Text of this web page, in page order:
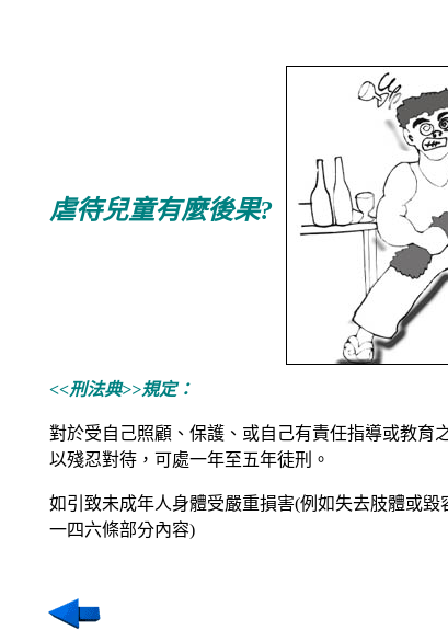
虐待兒童有麼後果?
<<刑法典>>規定：
對於受自己照顧、保護、或自己有責任指導或教育
以殘忍對待，可處一年至五年徒刑。
如引致未成年人身體受嚴重損害(例如失去肢體或毀
一四六條部分內容)